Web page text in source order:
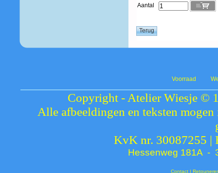
Aantal
Voorraad
Copyright - Atelier Wiesje ©
Alle afbeeldingen en teksten
KvK nr. 30087255 |
Hessenweg 181A -
Contact|